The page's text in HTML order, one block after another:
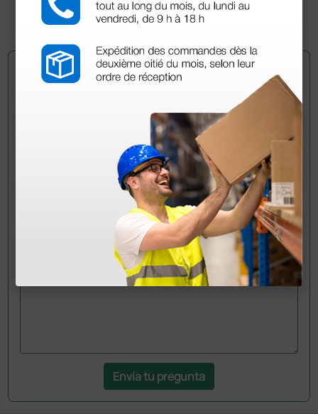
Pregúntale a un colega
¿Todavía tienes alguna duda? ¿Necesitas más
Envía ahora mismo tu pregunta a los colegas que ya
han adquirido este producto.
Envía tu pregunta